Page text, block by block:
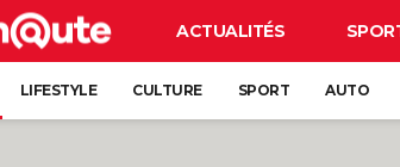
ACTUALITÉS
LIFESTYLE CULTURE SPORT AUTO